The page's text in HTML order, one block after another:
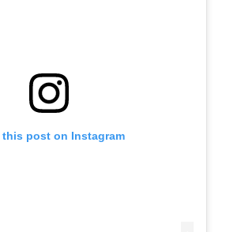
this post on Instagram